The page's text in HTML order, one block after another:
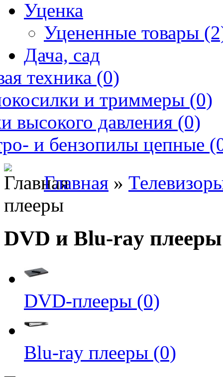
Уценка
Уцененные товары
Дача, сад
техника (0)
и триммеры (0)
высокого давления (0)
и бензопилы цепные
Главная »
плееры
DVD и Blu-ray плееры
DVD-плееры (0)
Blu-ray плееры (0)